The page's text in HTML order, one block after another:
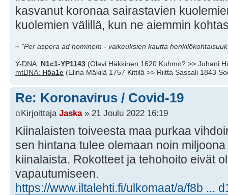
kasvanut koronaa sairastavien
kuolemien välillä, kun ne aiemmin
~ "Per aspera ad hominem - vaikeuksien kautta
Y-DNA: N1c1-YP1143 (Olavi Häkkinen 1620 Kuhmo? >> Juhani
mtDNA: H5a1e (Elina Mäkilä 1757 Kittilä >> Riitta Sassali 1843
Re: Koronavirus / Covid-19
Kirjoittaja Jaska» 21 Joulu 2022 16:19
Kiinalaisten toiveesta maa purkaa
sen hintana tulee olemaan noin
kiinalaista. Rokotteet ja tehohoito eivät
vapautumiseen.
https://www.iltalehti.fi/ulkomaat/a/f8b ...